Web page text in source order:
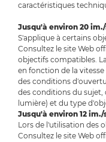
caractéristiques
Jusqu'à environ 20
S'applique à certains
Consultez le site Web
objectifs compatibles.
en fonction de la
des conditions
des conditions du sujet,
lumière) et du type
Jusqu'à environ 12 im./
Lors de l'utilisation des
Consultez le site Web